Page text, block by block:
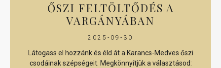
ŐSZI FELTÖLTŐDÉS A
VARGÁNYÁBAN
2025-09-30
Látogass el hozzánk és éld át a Karancs-Medves őszi
csodáinak szépségeit. Megkönnyítjük a választásod: